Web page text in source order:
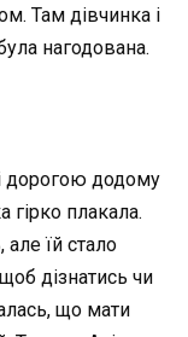
Там дівчинка і
нагодована.
дорогою додому
гірко плакала.
але їй стало
дізнатись чи
що мати